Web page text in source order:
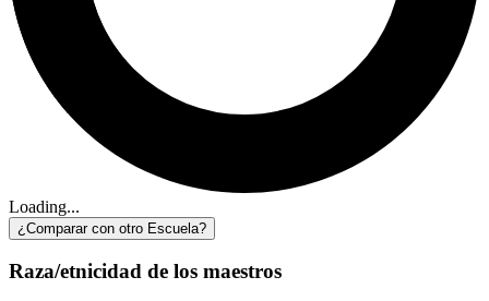
Loading...
¿Comparar con otro Escuela?
Raza/etnicidad de los maestros